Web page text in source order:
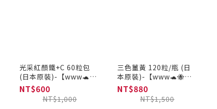
光采紅顏鐵+C 60粒包
(日本原裝)-【www🐢🐝
限定優惠】
NT$600
NT$1,000
三色薑黃 120粒/瓶 (日
本原裝)-【www🐢🐝限
定優惠】
NT$880
NT$1,500